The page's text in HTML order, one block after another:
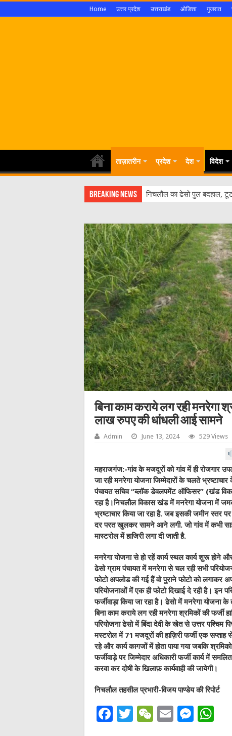
Home उत्तर प्रदेश उत्तराखंड ओडिशा गुजरात
ताज़ातरीन प्रदेश देश विदेश
Breaking News निचलौल का ढेसो पुल बदहाल,
बिना काम कराये लग रही मनरेगा
लाख रुपए की धांधली आई सामने
Admin June 13, 2024 529 Views
महराजगंज:-गांव के मजदूरों को गांव में ही रोजगार
जा रही मनरेगा योजना जिम्मेदारों के चलते
पंचायत सचिव “ब्लॉक डेवलपमेंट ऑफिसर” (खंड
रहा है।निचलौल विकास खंड में मनरेगा योजना में
भ्रष्टाचार किया जा रहा है. जब इसकी जमीन स्तर
दर परत खुलकर सामने आने लगी. जो गांव में कभी
मास्टरोल में हाजिरी लगा दी जाती है.
मनरेगा योजना से हो रहें कार्य स्थल कार्य शुरू होने
ढेसो ग्राम पंचायत में मनरेगा से चल रही सभी
फोटो अपलोड की गई हैं वो पुराने फोटो को लगाकर
परियोजनाओं में एक ही फोटो दिखाई दे रही है। इन
फर्जीवाड़ा किया जा रहा है। ढेसो में मनरेगा योजना
बिना काम कराये लग रही मनरेगा श्रमिकों की फर्जी
परियोजना ढेसो में बिंदा देवी के खेत से उत्तर
मस्टरोल में 71 मजदूरों की हाज़िरी फर्जी एक
रहे और कार्य कागजों में होता पाया गया जबकि
फर्जीवाड़े पर जिम्मेदार अधिकारी फर्जी कार्य में
करवा कर दोषी के खिलाफ़ कार्यवाही की जायेगी।
निचलौल तहसील प्रभारी-विजय पाण्डेय की रिपोर्ट
F
T
W
E
M